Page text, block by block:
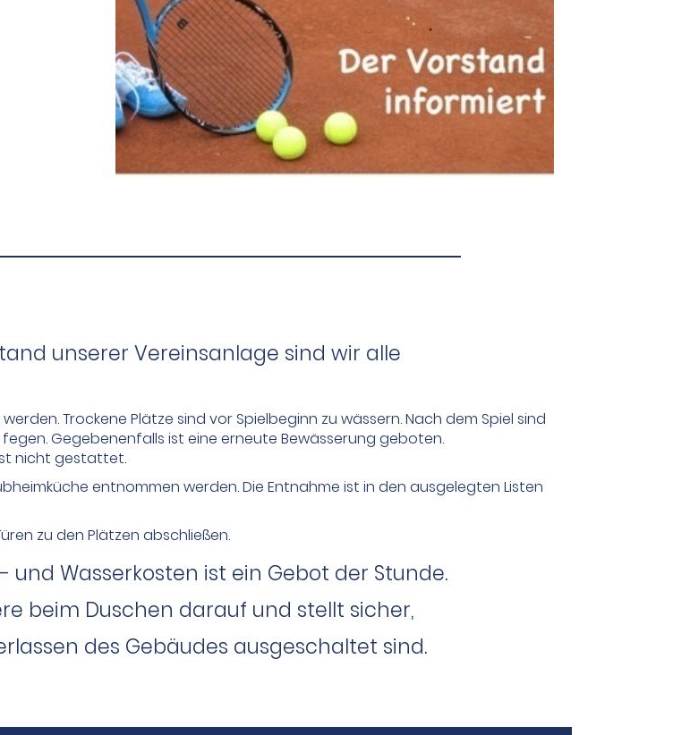
unserer Vereinsanlage sind wir alle
Trockene Plätze sind vor Spielbeginn zu wässern. Nach dem Spiel sind
Gegebenenfalls ist eine erneute Bewässerung geboten.
nicht gestattet.
entnommen werden. Die Entnahme ist in den ausgelegten Listen
zu den Plätzen abschließen.
und Wasserkosten ist ein Gebot der Stunde.
beim Duschen darauf und stellt sicher,
des Gebäudes ausgeschaltet sind.